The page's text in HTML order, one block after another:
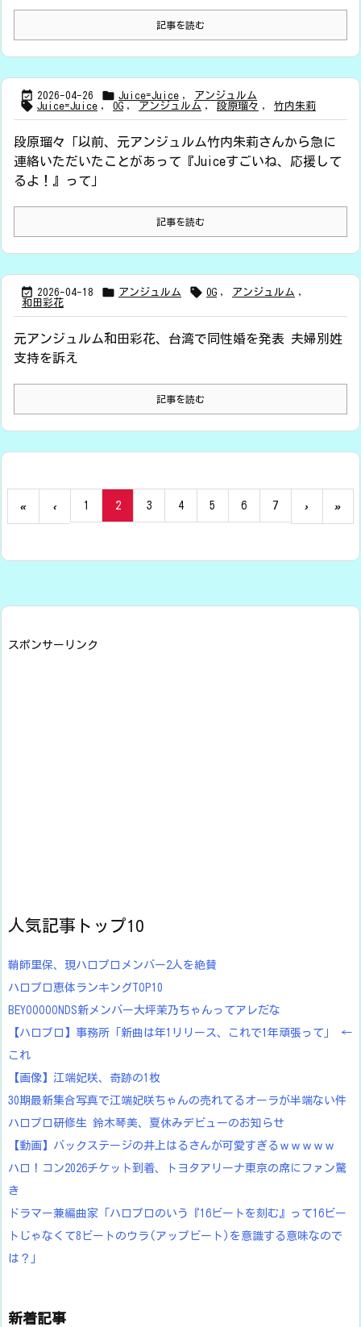
記事を読む
 2026-04-26  Juice=Juice , アンジュルム
 Juice=Juice , OG , アンジュルム , 段原瑠々 , 竹内朱莉
段原瑠々「以前、元アンジュルム竹内朱莉さんから急に
連絡いただいたことがあって『Juiceすごいね、応援して
るよ！』って」
記事を読む
 2026-04-18  アンジュルム  OG , アンジュルム ,
和田彩花
元アンジュルム和田彩花、台湾で同性婚を発表 夫婦別姓
支持を訴え
記事を読む
« ‹ 1 2 3 4 5 6 7 › »
スポンサーリンク
人気記事トップ10
鞘師里保、現ハロプロメンバー2人を絶賛
ハロプロ恵体ランキングTOP10
BEYOOOOONDS新メンバー大坪茉乃ちゃんってアレだな
【ハロプロ】事務所「新曲は年1リリース、これで1年頑張って」 ←
これ
【画像】江端妃咲、奇跡の1枚
30期最新集合写真で江端妃咲ちゃんの売れてるオーラが半端ない件
ハロプロ研修生 鈴木琴美、夏休みデビューのお知らせ
【動画】バックステージの井上はるさんが可愛すぎるｗｗｗｗｗ
ハロ！コン2026チケット到着、トヨタアリーナ東京の席にファン驚
き
ドラマー兼編曲家「ハロプロのいう『16ビートを刻む』って16ビー
トじゃなくて8ビートのウラ(アップビート)を意識する意味なので
は？」
新着記事